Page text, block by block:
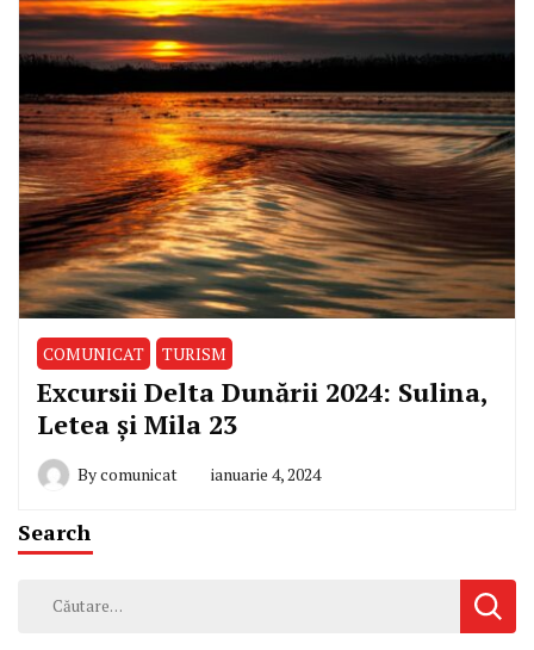
COMUNICAT TURISM
Excursii Delta Dunării 2024: Sulina,
Letea și Mila 23
Bycomunicat ianuarie 4, 2024
Search
Caută